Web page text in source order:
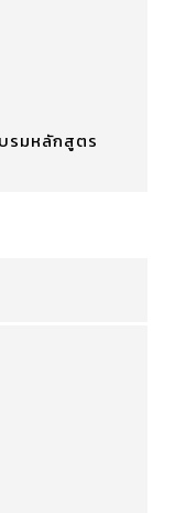
รมหลักสูตร